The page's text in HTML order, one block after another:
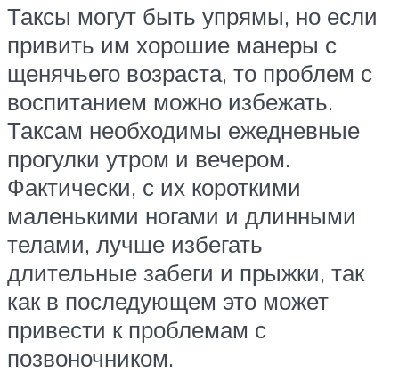
Таксы могут быть упрямы, но если
привить им хорошие манеры с
щенячьего возраста, то проблем с
воспитанием можно избежать.
Таксам необходимы ежедневные
прогулки утром и вечером.
Фактически, с их короткими
маленькими ногами и длинными
телами, лучше избегать
длительные забеги и прыжки, так
как в последующем это может
привести к проблемам с
позвоночником.